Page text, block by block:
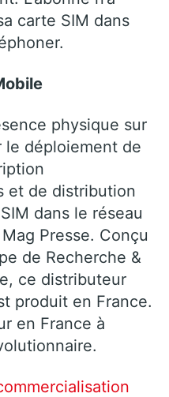
carte SIM dans
physique sur
le déploiement de
et de distribution
dans le réseau
Presse. Conçu
de Recherche &
ce distributeur
produit en France.
en France à